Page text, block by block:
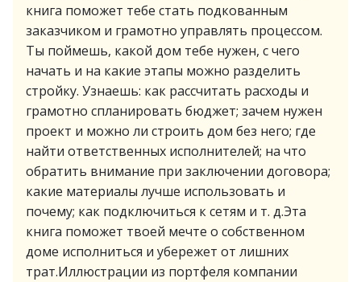
книга поможет тебе стать подкованным
заказчиком и грамотно управлять процессом.
Ты поймешь, какой дом тебе нужен, с чего
начать и на какие этапы можно разделить
стройку. Узнаешь: как рассчитать расходы и
грамотно спланировать бюджет; зачем нужен
проект и можно ли строить дом без него; где
найти ответственных исполнителей; на что
обратить внимание при заключении договора;
какие материалы лучше использовать и
почему; как подключиться к сетям и т. д.Эта
книга поможет твоей мечте о собственном
доме исполниться и убережет от лишних
трат.Иллюстрации из портфеля компании